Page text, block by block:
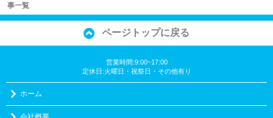
事一覧
ページトップに戻る
営業時間:9:00~17:00
定休日:火曜日・祝祭日・その他有り
ホーム